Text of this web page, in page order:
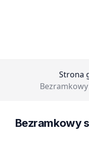
Strona
Bezramkowy